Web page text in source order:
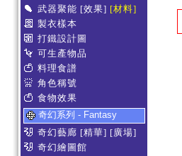
武器聚能 [效果] [材料]
製衣樣本
打鐵設計圖
可生產物品
料理食譜
角色稱號
食物效果
奇幻系列 - Fantasy
奇幻藝廊 [精華] [廣場]
奇幻繪圖館